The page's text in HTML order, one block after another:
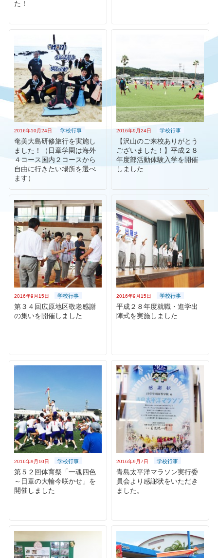
た！
2016年10月24日 学校行事
奄美大島研修旅行を実施し
ました！（日章学園は海外
４コース国内２コースから
自由に行きたい場所を選べ
ます）
2016年9月24日 学校行事
【沢山のご来校ありがとう
ございました！】平成２８
年度部活動体験入学を開催
しました
2016年9月15日 学校行事
第３４回広原地区敬老感謝
の集いを開催しました
2016年9月15日 学校行事
平成２８年度就職・進学出
陣式を実施しました
2016年9月10日 学校行事
第５２回体育祭「一魂四色
～日章の大輪今咲かせ」を
開催しました
2016年9月7日 学校行事
青島太平洋マラソン実行委
員会より感謝状をいただき
ました。